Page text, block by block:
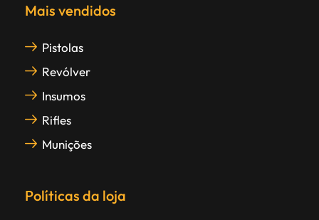
Mais vendidos
Pistolas
Revólver
Insumos
Rifles
Munições
Políticas da loja